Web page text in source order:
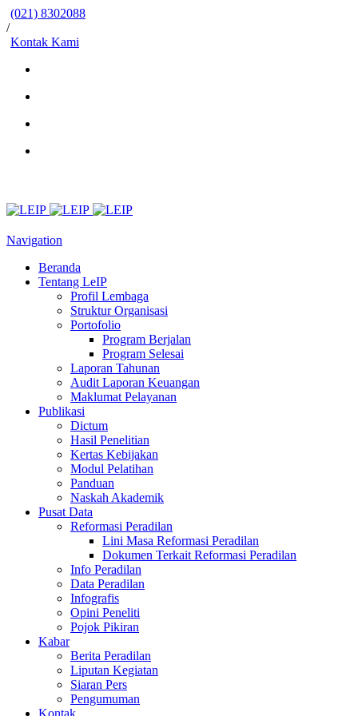
(021) 8302088
/
Kontak Kami
Navigation
Beranda
Tentang LeIP
Profil Lembaga
Struktur Organisasi
Portofolio
Program Berjalan
Program Selesai
Laporan Tahunan
Audit Laporan Keuangan
Maklumat Pelayanan
Publikasi
Dictum
Hasil Penelitian
Kertas Kebijakan
Modul Pelatihan
Panduan
Naskah Akademik
Pusat Data
Reformasi Peradilan
Lini Masa Reformasi Peradilan
Dokumen Terkait Reformasi Peradilan
Info Peradilan
Data Peradilan
Infografis
Opini Peneliti
Pojok Pikiran
Kabar
Berita Peradilan
Liputan Kegiatan
Siaran Pers
Pengumuman
Kontak